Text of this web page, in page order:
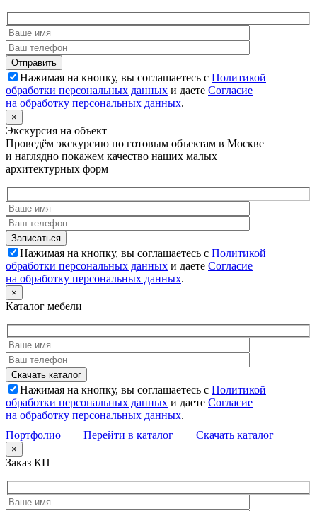
Нажимая на кнопку, вы соглашаетесь с Политикой
обработки персональных данных и даете Согласие
на обработку персональных данных.
×
Экскурсия на объект
Проведём экскурсию по готовым объектам в Москве
и наглядно покажем качество наших малых
архитектурных форм
Нажимая на кнопку, вы соглашаетесь с Политикой
обработки персональных данных и даете Согласие
на обработку персональных данных.
×
Каталог мебели
Нажимая на кнопку, вы соглашаетесь с Политикой
обработки персональных данных и даете Согласие
на обработку персональных данных.
Портфолио
Перейти в каталог Скачать каталог
×
Заказ КП